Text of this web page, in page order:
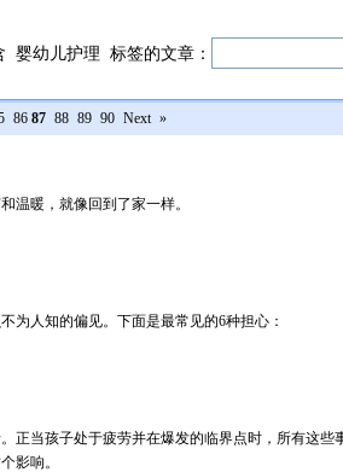
婴幼儿护理 标签的文章：
86 87 88 89 90 Next »
温暖，就像回到了家一样。
为人知的偏见。下面是最常见的6种担心：
正当孩子处于疲劳并在爆发的临界点时，所有这些
影响。